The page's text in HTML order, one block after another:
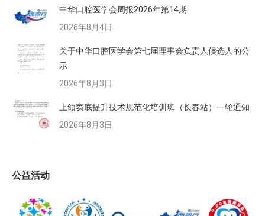
中华口腔医学会周报2026年第14期
2026年8月4日
关于中华口腔医学会第七届理事会负责人候选人的公
示
2026年8月3日
上颌窦底提升技术规范化培训班（长春站）一轮通知
2026年8月3日
公益活动